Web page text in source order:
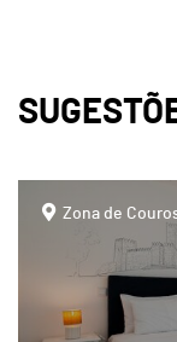
Zona de